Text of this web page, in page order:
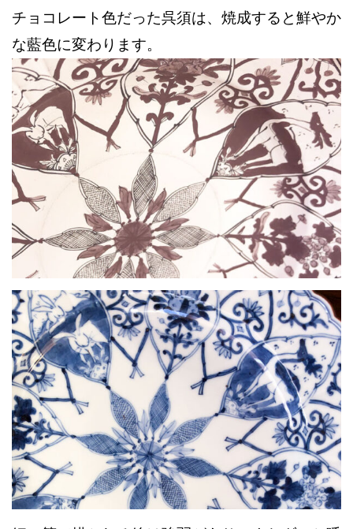
チョコレート色だった呉須は、焼成すると鮮やか
な藍色に変わります。